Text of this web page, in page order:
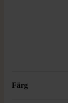
Färg